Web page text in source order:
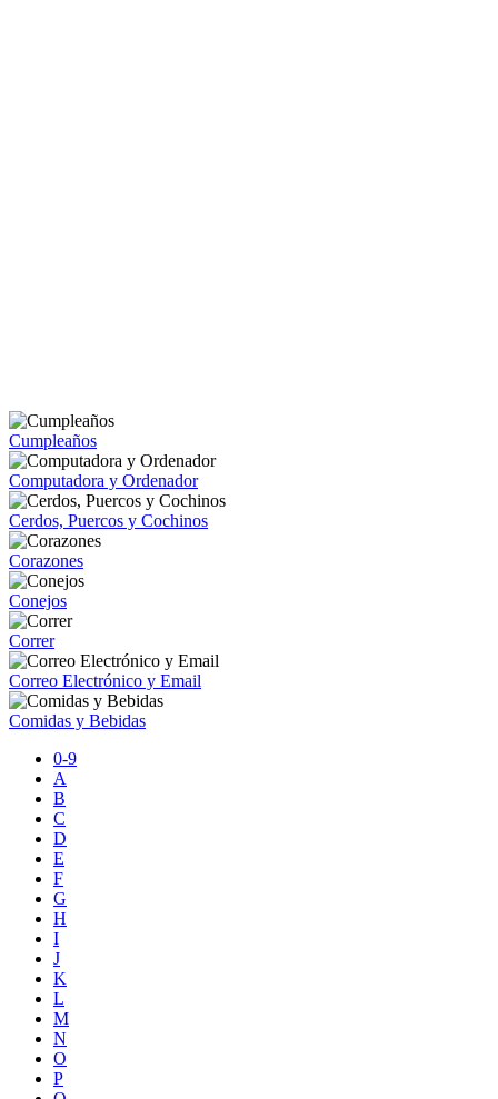
Cumpleaños
Computadora y Ordenador
Cerdos, Puercos y Cochinos
Corazones
Conejos
Correr
Correo Electrónico y Email
Comidas y Bebidas
0-9
A
B
C
D
E
F
G
H
I
J
K
L
M
N
O
P